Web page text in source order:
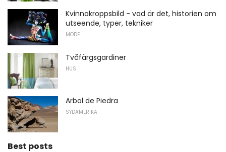
Kvinnokroppsbild - vad är det, historien om
utseende, typer, tekniker
MODE
Tvåfärgsgardiner
HUS
Arbol de Piedra
SYDAMERIKA
Best posts